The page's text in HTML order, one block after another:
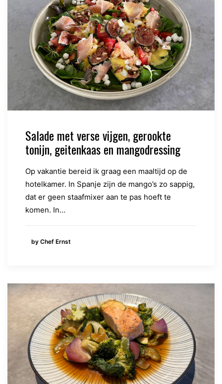
Salade met verse vijgen, gerookte
tonijn, geitenkaas en mangodressing
Op vakantie bereid ik graag een maaltijd op de
hotelkamer. In Spanje zijn de mango’s zo sappig,
dat er geen staafmixer aan te pas hoeft te
komen. In…
by Chef Ernst